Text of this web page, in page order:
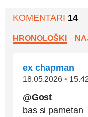
KOMENTARI 14
HRONOLOŠKI
ex chapman
18.05.2026 • 15:42
@Gost
bas si pametan